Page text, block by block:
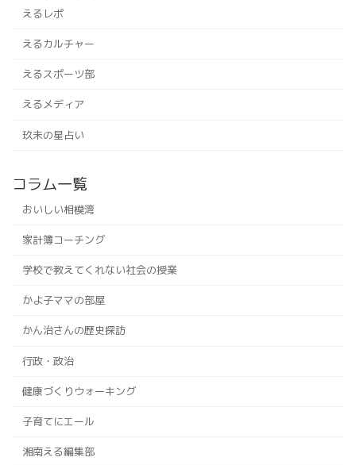
えるレポ
えるカルチャー
えるスポーツ部
えるメディア
玖未の星占い
コラム一覧
おいしい相模湾
家計簿コーチング
学校で教えてくれない社会の授業
かよ子ママの部屋
かん治さんの歴史探訪
行政・政治
健康づくりウォーキング
子育てにエール
湘南える編集部